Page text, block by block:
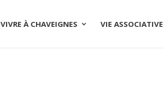
VIVRE À CHAVEIGNES VIE ASSOCIATIVE